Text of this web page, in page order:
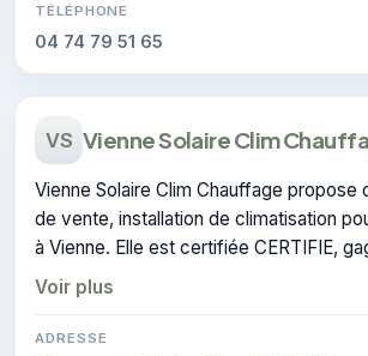
TÉLÉPHONE
04 74 79 51 65
VS Vienne Solaire Clim
Vienne Solaire Clim Chauffage propose
de vente, installation de climatisation
à Vienne. Elle est certifiée CERTIFIE,
conformité sur les interventions réalisées.
Voir plus
ADRESSE